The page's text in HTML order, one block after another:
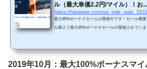
ル（最大単価2.2円/マイル）！お...
https://hetatare.com/
最大85%ボーナスセールが開催中です！セール概
ル購入で最大85%ボーナスセールが開催されてい
ナス率は悪くないと思います。 Chromeで「リダ
た」というエラーが生じてしまったら、以下の方
2019年10月：最大100%ボーナスマ